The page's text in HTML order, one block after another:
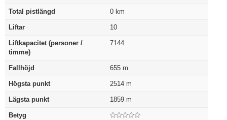
Total pistlängd 0 km
Liftar 10
Liftkapacitet (personer /
timme)
7144
Fallhöjd 655 m
Högsta punkt 2514 m
Lägsta punkt 1859 m
Betyg